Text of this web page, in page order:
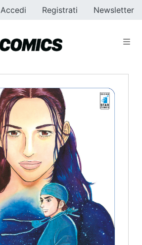
Accedi Registrati Newsletter